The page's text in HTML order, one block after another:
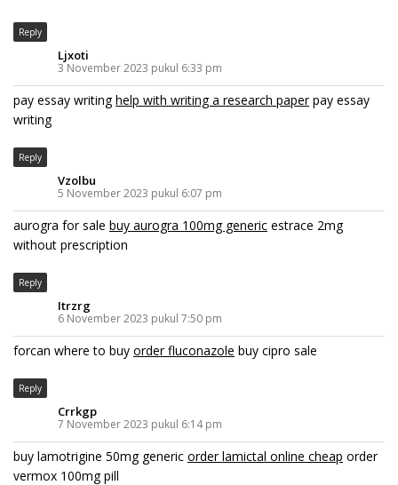
Reply
Ljxoti
3 November 2023 pukul 6:33 pm
pay essay writinghelp with writing a research paperpay essay
writing
Reply
Vzolbu
5 November 2023 pukul 6:07 pm
aurogra for sale buy aurogra 100mg generic estrace 2mg
without prescription
Reply
Itrzrg
6 November 2023 pukul 7:50 pm
forcan where to buy order fluconazole buy cipro sale
Reply
Crrkgp
7 November 2023 pukul 6:14 pm
buy lamotrigine 50mg generic order lamictal online cheap order
vermox 100mg pill